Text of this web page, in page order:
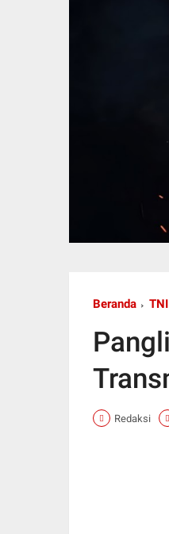
Beranda TNI
Redaksi